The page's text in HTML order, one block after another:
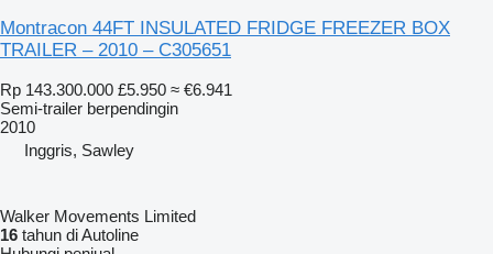
Montracon 44FT INSULATED FRIDGE FREEZER BOX
TRAILER – 2010 – C305651
Rp 143.300.000 £5.950 ≈ €6.941
Semi-trailer berpendingin
2010
Inggris, Sawley
Walker Movements Limited
16 tahun di Autoline